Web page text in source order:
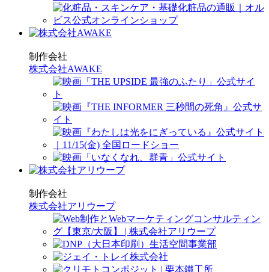
制作会社
株式会社AWAKE
制作会社
株式会社アリウープ